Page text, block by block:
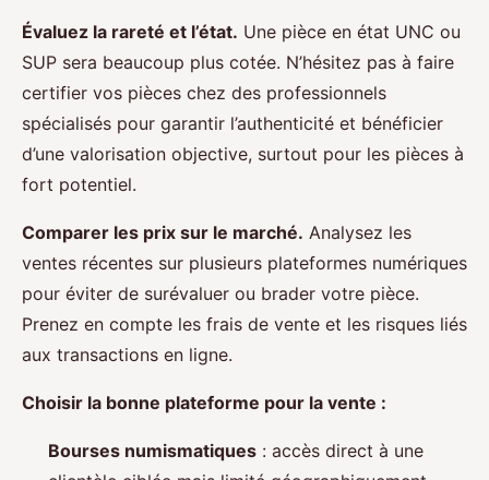
Évaluez la rareté et l’état. Une pièce en état UNC ou
SUP sera beaucoup plus cotée. N’hésitez pas à faire
certifier vos pièces chez des professionnels
spécialisés pour garantir l’authenticité et bénéficier
d’une valorisation objective, surtout pour les pièces à
fort potentiel.
Comparer les prix sur le marché. Analysez les
ventes récentes sur plusieurs plateformes numériques
pour éviter de surévaluer ou brader votre pièce.
Prenez en compte les frais de vente et les risques liés
aux transactions en ligne.
Choisir la bonne plateforme pour la vente :
Bourses numismatiques : accès direct à une